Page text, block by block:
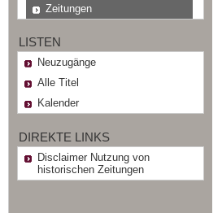
Zeitungen
LISTEN
Neuzugänge
Alle Titel
Kalender
DIREKTE LINKS
Disclaimer Nutzung von
historischen Zeitungen